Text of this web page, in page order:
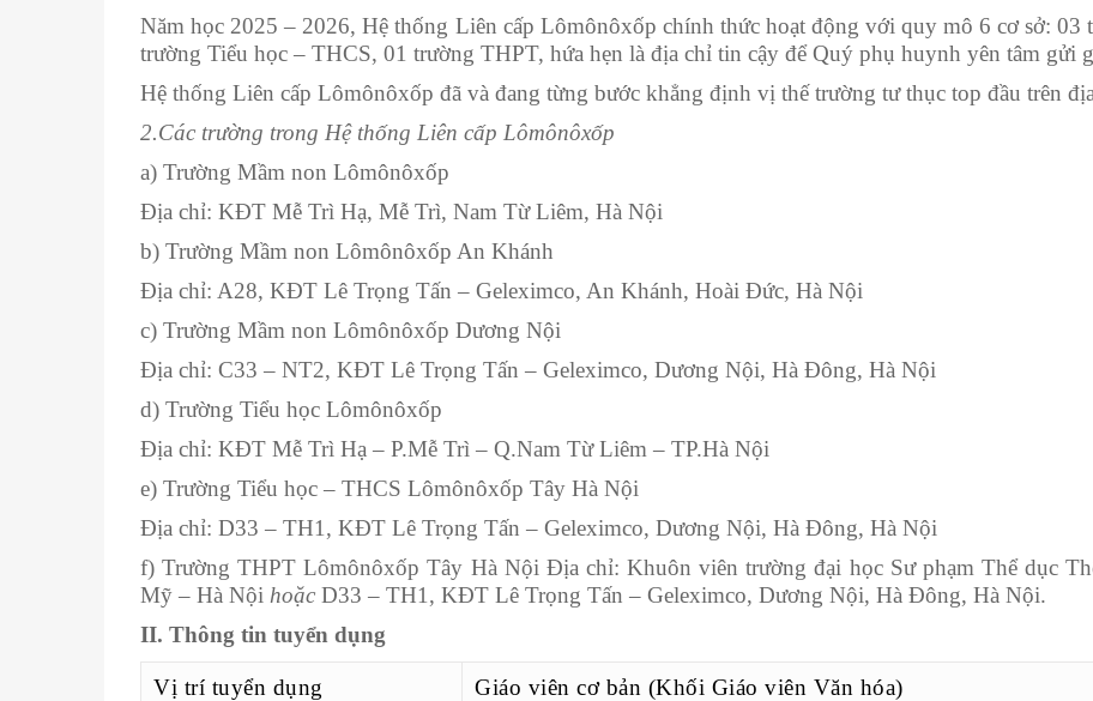
Năm học 2025 – 2026, Hệ thống Liên cấp Lômônôxốp chính thức hoạt động với quy mô 6 cơ sở: 03
trường Tiểu học – THCS, 01 trường THPT, hứa hẹn là địa chỉ tin cậy để Quý phụ huynh yên tâm gửi
Hệ thống Liên cấp Lômônôxốp đã và đang từng bước khẳng định vị thế trường tư thục top đầu trên
2.Các trường trong Hệ thống Liên cấp Lômônôxốp
a) Trường Mầm non Lômônôxốp
Địa chỉ: KĐT Mễ Trì Hạ, Mễ Trì, Nam Từ Liêm, Hà Nội
b) Trường Mầm non Lômônôxốp An Khánh
Địa chỉ: A28, KĐT Lê Trọng Tấn – Geleximco, An Khánh, Hoài Đức, Hà Nội
c) Trường Mầm non Lômônôxốp Dương Nội
Địa chỉ: C33 – NT2, KĐT Lê Trọng Tấn – Geleximco, Dương Nội, Hà Đông, Hà Nội
d) Trường Tiểu học Lômônôxốp
Địa chỉ: KĐT Mễ Trì Hạ – P.Mễ Trì – Q.Nam Từ Liêm – TP.Hà Nội
e) Trường Tiểu học – THCS Lômônôxốp Tây Hà Nội
Địa chỉ: D33 – TH1, KĐT Lê Trọng Tấn – Geleximco, Dương Nội, Hà Đông, Hà Nội
f) Trường THPT Lômônôxốp Tây Hà Nội Địa chỉ: Khuôn viên trường đại học Sư phạm Thể dục
Mỹ – Hà Nội hoặc D33 – TH1, KĐT Lê Trọng Tấn – Geleximco, Dương Nội, Hà Đông, Hà Nội.
II. Thông tin tuyển dụng
Vị trí tuyển dụng Giáo viên cơ bản (Khối Giáo viên Văn hóa)